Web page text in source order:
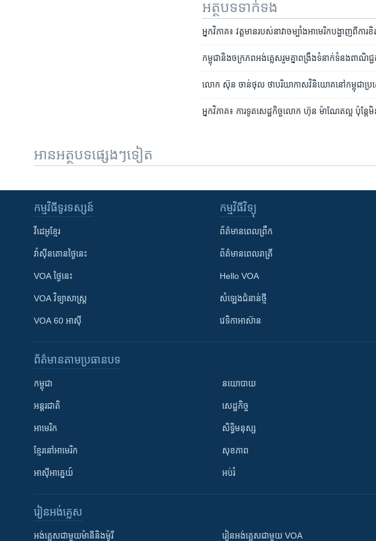
អត្ថបទ​ទាក់ទង
អ្នកវិភាគ៖ វត្តមាន​របស់​នាវា​ចម្បាំង​អាមេរិក​បង្ហាញ​
កម្ពុជា​និង​ចក្រភព​អង់គ្លេស​រួមគ្នា​ពង្រឹង​ទំនាក់​ទំនង​ពាណិ
លោក ស៊ុន ចាន់ថុល ថាបរិយាកាស​វិនិយោគ​នៅ​កម្ពុជា​ប្រ
អ្នក​វិភាគ៖ ​ការទូត​សេដ្ឋកិច្ច​លោក ​ហ៊ុន​ ម៉ាណែត​ល្អ​ ប៉ុន្ត
អានអត្ថបទផ្សេងៗទៀត
កម្មវិធី​ទូរទស្សន៍
វីដេអូ​ខ្មែរ
វ៉ាស៊ីនតោន​ថ្ងៃ​នេះ
VOA ថ្ងៃនេះ
VOA ​វិទ្យាសាស្ត្រ
VOA 60 អាស៊ី
កម្មវិធី​វិទ្យុ
ព័ត៌មាន​ពេល​ព្រឹក
ព័ត៌មាន​​ពេល​រាត្រី
Hello VOA
សំឡេង​ជំនាន់​ថ្មី
វេទិកា​អាស៊ាន
ព័ត៌មាន​តាមប្រធានបទ​
កម្ពុជា
អន្តរជាតិ
អាមេរិក
ខ្មែរ​នៅអាមេរិក
អាស៊ីអាគ្នេយ៍
នយោបាយ
សេដ្ឋកិច្ច
សិទ្ធិមនុស្ស
សុខភាព
អប់រំ
រៀន​​អង់គ្លេស
អង់គ្លេស​ជាមួយ​ម៉ានី​និង​ម៉ូរី រៀន​​​​​​អង់គ្លេស​​ជាមួយ VOA